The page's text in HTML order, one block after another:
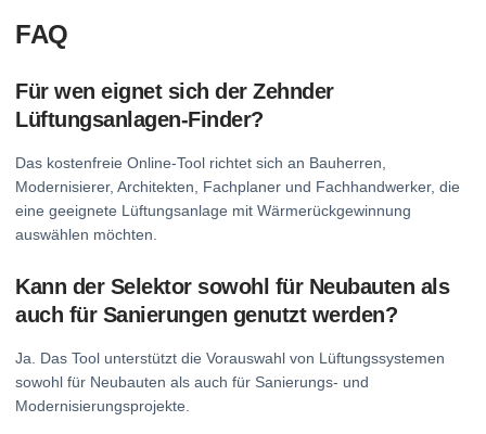
FAQ
Für wen eignet sich der Zehnder
Lüftungsanlagen-Finder?
Das kostenfreie Online-Tool richtet sich an Bauherren,
Modernisierer, Architekten, Fachplaner und Fachhandwerker, die
eine geeignete Lüftungsanlage mit Wärmerückgewinnung
auswählen möchten.
Kann der Selektor sowohl für Neubauten als
auch für Sanierungen genutzt werden?
Ja. Das Tool unterstützt die Vorauswahl von Lüftungssystemen
sowohl für Neubauten als auch für Sanierungs- und
Modernisierungsprojekte.